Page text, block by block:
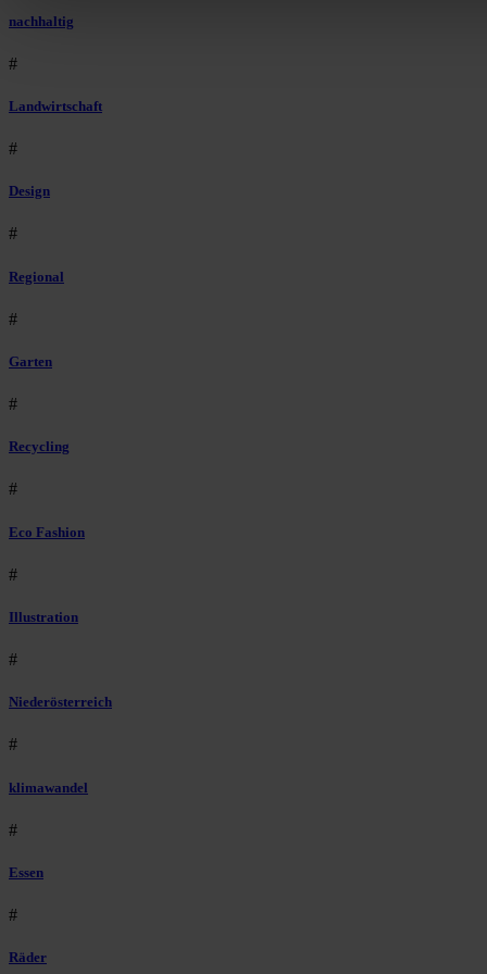
nachhaltig
#
Landwirtschaft
#
Design
#
Regional
#
Garten
#
Recycling
#
Eco Fashion
#
Illustration
#
Niederösterreich
#
klimawandel
#
Essen
#
Räder